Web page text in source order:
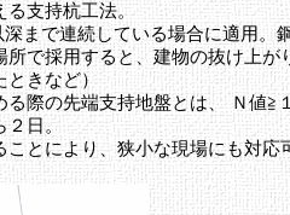
る支持杭工法。
まで連続している場合に適用
所で採用すると、建物の抜け上
ときなど）
る際の先端支持地盤とは、 Ｎ値
２日。
ことにより、狭小な現場にも対応